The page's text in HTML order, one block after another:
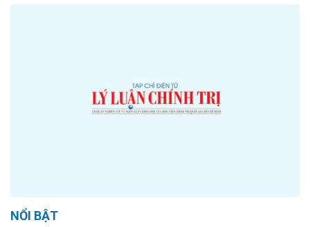
NỔI BẬT